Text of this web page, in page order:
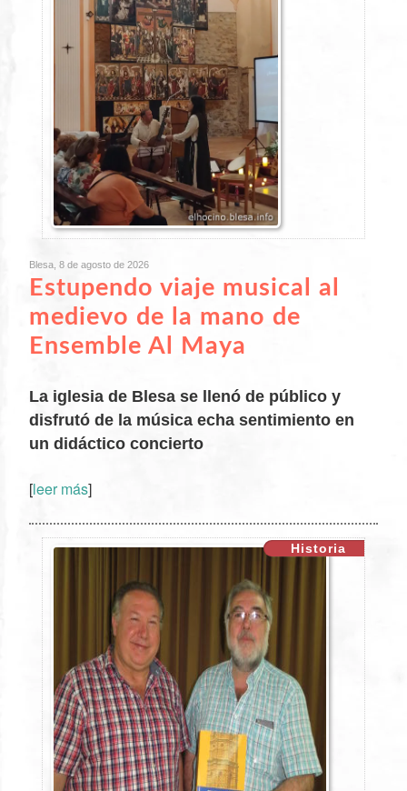
Blesa, 8 de agosto de 2026
Estupendo viaje musical al
medievo de la mano de
Ensemble Al Maya
La iglesia de Blesa se llenó de público y
disfrutó de la música echa sentimiento en
un didáctico concierto
[leer más]
Historia